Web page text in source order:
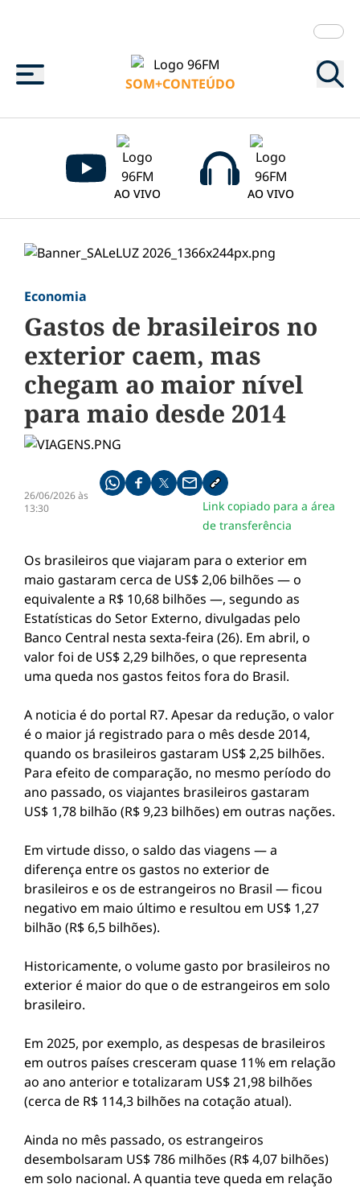
Menu
SOM+CONTEÚDO
AO VIVO AO VIVO
Economia
Gastos de brasileiros no
exterior caem, mas
chegam ao maior nível
para maio desde 2014
26/06/2026 às
13:30
Compartilhe pelo whatsapp
Compartilhar no facebook
Compartilhar no twitter
Compartilhe pelo email
Copiar link da notícia
Link copiado para a área
de transferência
Os brasileiros que viajaram para o exterior em
maio gastaram cerca de US$ 2,06 bilhões — o
equivalente a R$ 10,68 bilhões —, segundo as
Estatísticas do Setor Externo, divulgadas pelo
Banco Central nesta sexta-feira (26). Em abril, o
valor foi de US$ 2,29 bilhões, o que representa
uma queda nos gastos feitos fora do Brasil.
A noticia é do portal R7. Apesar da redução, o valor
é o maior já registrado para o mês desde 2014,
quando os brasileiros gastaram US$ 2,25 bilhões.
Para efeito de comparação, no mesmo período do
ano passado, os viajantes brasileiros gastaram
US$ 1,78 bilhão (R$ 9,23 bilhões) em outras nações.
Em virtude disso, o saldo das viagens — a
diferença entre os gastos no exterior de
brasileiros e os de estrangeiros no Brasil — ficou
negativo em maio último e resultou em US$ 1,27
bilhão (R$ 6,5 bilhões).
Historicamente, o volume gasto por brasileiros no
exterior é maior do que o de estrangeiros em solo
brasileiro.
Em 2025, por exemplo, as despesas de brasileiros
em outros países cresceram quase 11% em relação
ao ano anterior e totalizaram US$ 21,98 bilhões
(cerca de R$ 114,3 bilhões na cotação atual).
Ainda no mês passado, os estrangeiros
desembolsaram US$ 786 milhões (R$ 4,07 bilhões)
em solo nacional. A quantia teve queda em relação